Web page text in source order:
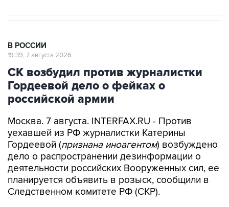
В РОССИИ
19:39, 7 августа 2026
СК возбудил против журналистки
Гордеевой дело о фейках о
российской армии
Москва. 7 августа. INTERFAX.RU - Против
уехавшей из РФ журналистки Катерины
Гордеевой (признана иноагентом) возбуждено
дело о распространении дезинформации о
деятельности российских Вооруженных сил, ее
планируется объявить в розыск, сообщили в
Следственном комитете РФ (СКР).